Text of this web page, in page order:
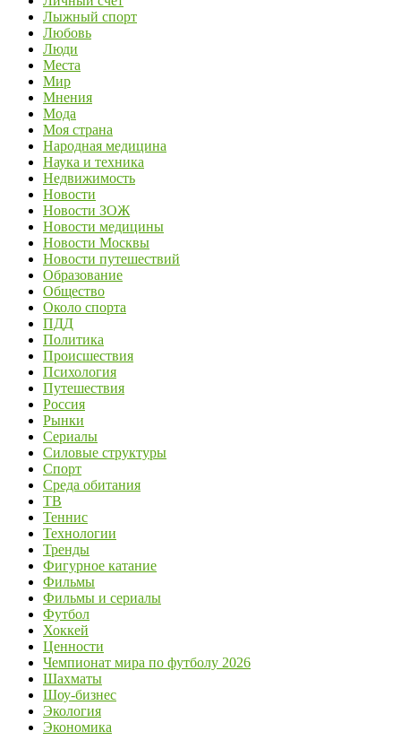
Лыжный спорт
Любовь
Люди
Места
Мир
Мнения
Мода
Моя страна
Народная медицина
Наука и техника
Недвижимость
Новости
Новости ЗОЖ
Новости медицины
Новости Москвы
Новости путешествий
Образование
Общество
Около спорта
ПДД
Политика
Происшествия
Психология
Путешествия
Россия
Рынки
Сериалы
Силовые структуры
Спорт
Среда обитания
ТВ
Теннис
Технологии
Тренды
Фигурное катание
Фильмы
Фильмы и сериалы
Футбол
Хоккей
Ценности
Чемпионат мира по футболу 2026
Шахматы
Шоу-бизнес
Экология
Экономика